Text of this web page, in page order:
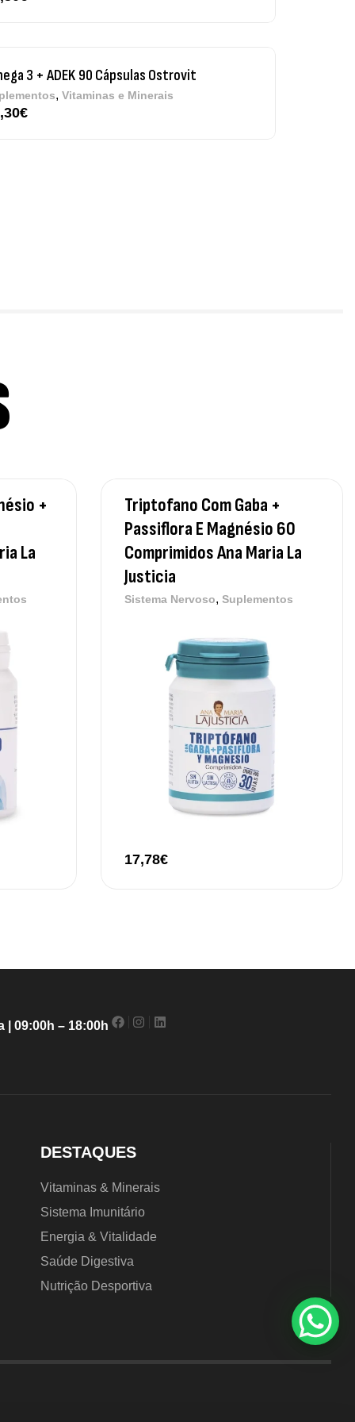
Electrolytes 270 G Ostrovit
+ Potassium 20 Comprimidos
B-Complex 30 Cápsulas Ostrovit
Vitaminas e Minerais
3 + ADEK 90 Cápsulas Ostrovit
Vitaminas e Minerais
+
La
Triptofano Com Gaba +
Passiflora E Magnésio 60
Comprimidos Ana Maria La
Justicia
Sistema Nervoso, Suplementos
17,78€
| 09:00h – 18:00h
DESTAQUES
Vitaminas & Minerais
Sistema Imunitário
Energia & Vitalidade
Saúde Digestiva
Nutrição Desportiva